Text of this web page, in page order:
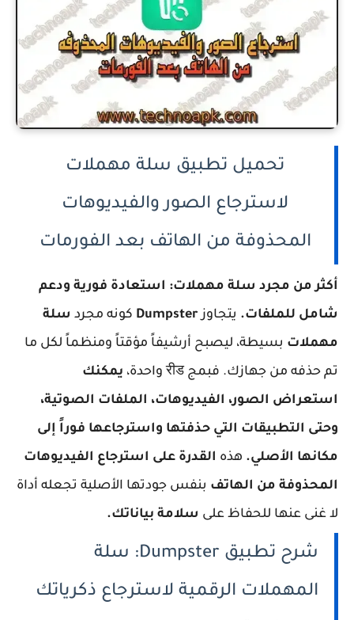
تحميل تطبيق سلة مهملات
لاسترجاع الصور والفيديوهات
المحذوفة من الهاتف بعد الفورمات
أكثر من مجرد سلة مهملات: استعادة فورية ودعم
شامل للملفات. يتجاوزDumpster كونه مجرد سلة
مهملات بسيطة، ليصبح أرشيفاً مؤقتاً ومنظماً لكل ما
تم حذفه من جهازك. فبمج रीड واحدة،
يمكنك
استعراض الصور، الفيديوهات، الملفات الصوتية،
وحتى التطبيقات التي حذفتها واسترجاعها فوراً إلى
مكانها الأصلي. هذه القدرة على استرجاع الفيديوهات
المحذوفة من الهاتف بنفس جودتها الأصلية تجعله أداة
لا غنى عنها للحفاظ على سلامة بياناتك.
شرح تطبيق Dumpster: سلة
المهملات الرقمية لاسترجاع ذكرياتك